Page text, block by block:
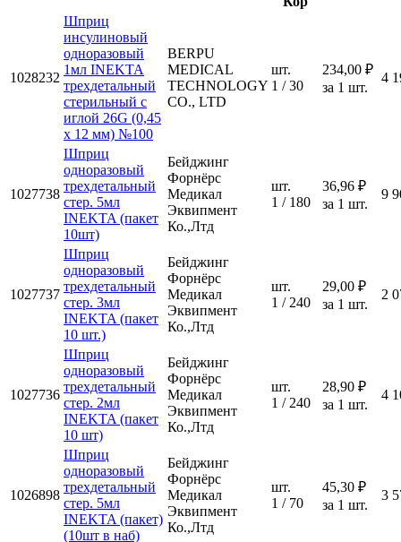
1028232
Шприц
инсулиновый
одноразовый
1мл INEKTA
трехдетальный
стерильный с
иглой 26G (0,45
х 12 мм) №100
BERPU
MEDICAL
TECHNOLOGY
CO., LTD
шт.
1 / 30
234,00 ₽
за 1 шт.
4
1027738
Шприц
одноразовый
трехдетальный
стер. 5мл
INEKTA (пакет
10шт)
Бейджинг
Форнёрс
Медикал
Эквипмент
Ко.,Лтд
шт.
1 / 180
36,96 ₽
за 1 шт.
9
1027737
Шприц
одноразовый
трехдетальный
стер. 3мл
INEKTA (пакет
10 шт.)
Бейджинг
Форнёрс
Медикал
Эквипмент
Ко.,Лтд
шт.
1 / 240
29,00 ₽
за 1 шт.
2
1027736
Шприц
одноразовый
трехдетальный
стер. 2мл
INEKTA (пакет
10 шт)
Бейджинг
Форнёрс
Медикал
Эквипмент
Ко.,Лтд
шт.
1 / 240
28,90 ₽
за 1 шт.
4
1026898
Шприц
одноразовый
трехдетальный
стер. 5мл
INEKTA (пакет)
(10шт в наб)
Бейджинг
Форнёрс
Медикал
Эквипмент
Ко.,Лтд
шт.
1 / 70
45,30 ₽
за 1 шт.
3